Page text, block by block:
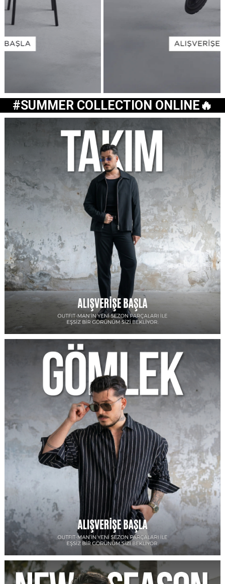
#SUMMER COLLECTION ONLINE🔥